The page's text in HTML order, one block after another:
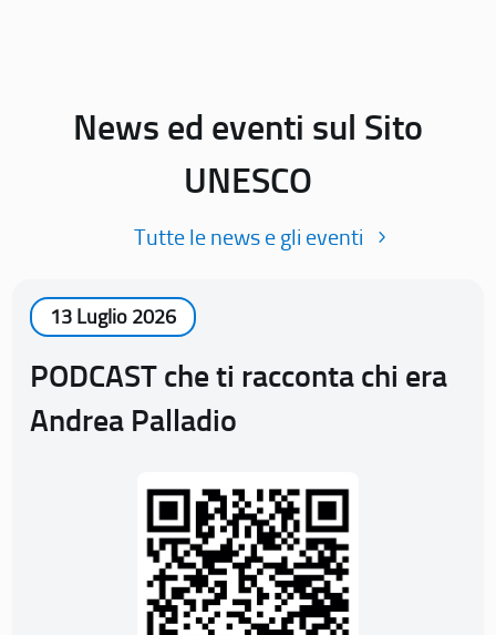
News ed eventi sul Sito
UNESCO
Tutte le news e gli eventi
13 Luglio 2026
PODCAST che ti racconta chi era
Andrea Palladio